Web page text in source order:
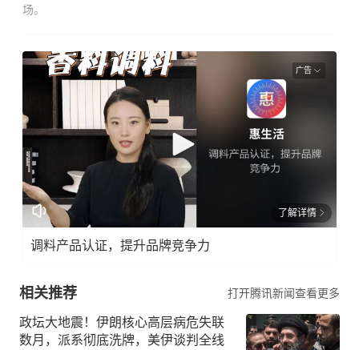
场。
广告
了解详情
调料产品认证，提升品牌竞争力
相关推荐 打开腾讯新闻查看更多
政坛大地震！伊朗核心高层病危失联
数月，派系彻底洗牌，美伊谈判全线